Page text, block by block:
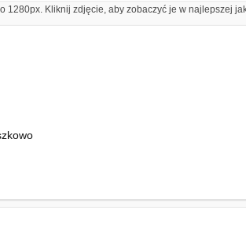
Kliknij zdjęcie, aby zobaczyć je w najlepszej